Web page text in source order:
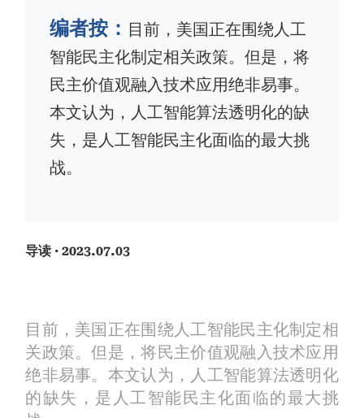
编者按： 目前，美国正在围绕人工
智能民主化制定相关政策。但是，将
民主价值观融入技术应用绝非易事。
本文认为，人工智能算法透明化的缺
失，是人工智能民主化面临的最大挑
战。
导读 · 2023.07.03
目前，美国正在围绕人工智能民主化制定相
关政策。但是，将民主价值观融入技术应用
绝非易事。本文认为，人工智能算法透明化
的缺失，是人工智能民主化面临的最大挑